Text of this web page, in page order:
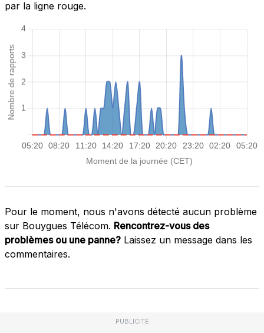
par la ligne rouge.
Pour le moment, nous n'avons détecté aucun problème
sur Bouygues Télécom. Rencontrez-vous des
problèmes ou une panne? Laissez un message dans les
commentaires.
PUBLICITÉ